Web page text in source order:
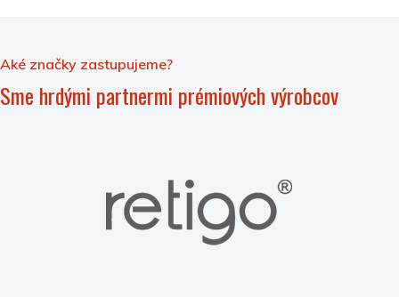
Aké značky zastupujeme?
Sme hrdými partnermi prémiových výrobcov